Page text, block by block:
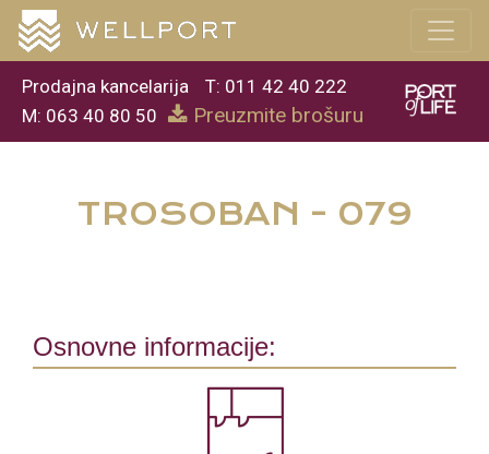
Prodajna kancelarija
T: 011 42 40 222
M: 063 40 80 50
Preuzmite brošuru
TROSOBAN - 079
Osnovne informacije: